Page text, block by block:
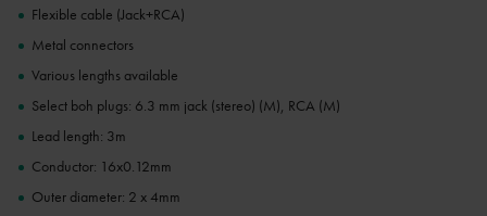
Flexible cable (Jack+RCA)
Metal connectors
Various lengths available
Select boh plugs: 6.3 mm jack (stereo) (M), RCA (M)
Lead length: 3m
Conductor: 16x0.12mm
Outer diameter: 2 x 4mm